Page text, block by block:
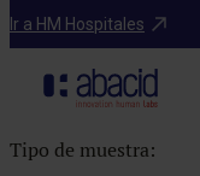
Ir a HM Hospitales
Catálogo de pruebas
Tipo de muestra: